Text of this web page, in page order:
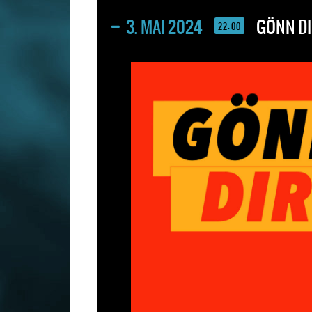
3. MAI 2024 22:00 GÖNN